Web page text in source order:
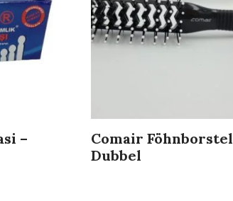
–
Comair Föhnborstel
Dubbel